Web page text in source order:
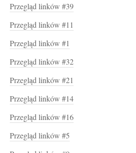
Przegląd linków #39
Przegląd linków #11
Przegląd linków #1
Przegląd linków #32
Przegląd linków #21
Przegląd linków #14
Przegląd linków #16
Przegląd linków #5